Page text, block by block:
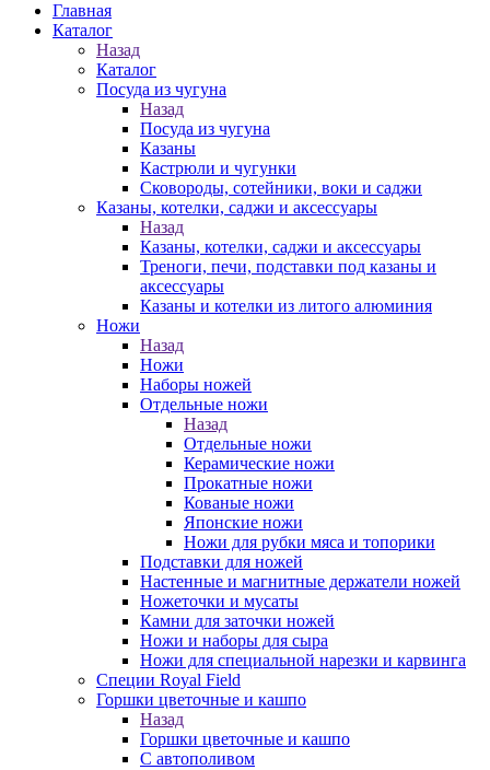
Главная
Каталог
Назад
Каталог
Посуда из чугуна
Назад
Посуда из чугуна
Казаны
Кастрюли и чугунки
Сковороды, сотейники, воки и саджи
Казаны, котелки, саджи и аксессуары
Назад
Казаны, котелки, саджи и аксессуары
Треноги, печи, подставки под казаны и
аксессуары
Казаны и котелки из литого алюминия
Ножи
Назад
Ножи
Наборы ножей
Отдельные ножи
Назад
Отдельные ножи
Керамические ножи
Прокатные ножи
Кованые ножи
Японские ножи
Ножи для рубки мяса и топорики
Подставки для ножей
Настенные и магнитные держатели ножей
Ножеточки и мусаты
Камни для заточки ножей
Ножи и наборы для сыра
Ножи для специальной нарезки и карвинга
Специи Royal Field
Горшки цветочные и кашпо
Назад
Горшки цветочные и кашпо
С автополивом